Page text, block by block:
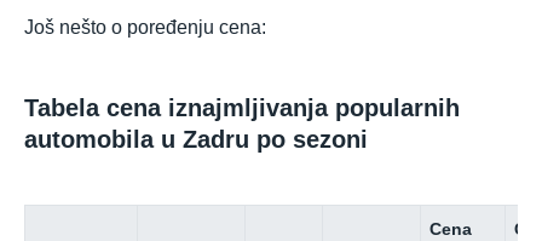
Još nešto o poređenju cena:
Tabela cena iznajmljivanja popularnih
automobila u Zadru po sezoni
Cena